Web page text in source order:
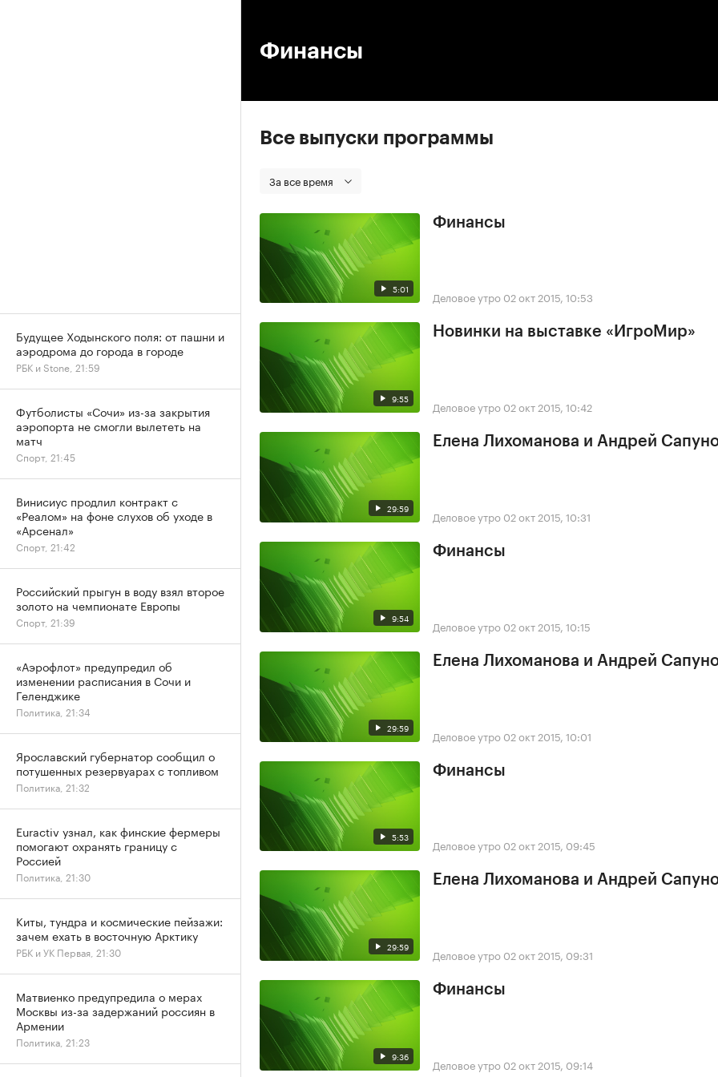
Финансы
Все выпуски программы
За все время
5:01
Финансы
Деловое утро 02 окт 2015, 10:53
9:55
Новинки на выставке «ИгроМир»
Деловое утро 02 окт 2015, 10:42
29:59
Елена Лихоманова и Андрей
Деловое утро 02 окт 2015, 10:31
9:54
Финансы
Деловое утро 02 окт 2015, 10:15
29:59
Елена Лихоманова и Андрей
Деловое утро 02 окт 2015, 10:01
5:53
Финансы
Деловое утро 02 окт 2015, 09:45
29:59
Елена Лихоманова и Андрей
Деловое утро 02 окт 2015, 09:31
9:36
Финансы
Деловое утро 02 окт 2015, 09:14
Будущее Ходынского поля: от пашни и
аэродрома до города в городе
РБК и Stone, 21:59
Футболисты «Сочи» из-за закрытия
аэропорта не смогли вылететь на
матч
Спорт, 21:45
Винисиус продлил контракт с
«Реалом» на фоне слухов об уходе в
«Арсенал»
Спорт, 21:42
Российский прыгун в воду взял второе
золото на чемпионате Европы
Спорт, 21:39
«Аэрофлот» предупредил об
изменении расписания в Сочи и
Геленджике
Политика, 21:34
Ярославский губернатор сообщил о
потушенных резервуарах с топливом
Политика, 21:32
Euractiv узнал, как финские фермеры
помогают охранять границу с
Россией
Политика, 21:30
Киты, тундра и космические пейзажи:
зачем ехать в восточную Арктику
РБК и УК Первая, 21:30
Матвиенко предупредила о мерах
Москвы из-за задержаний россиян в
Армении
Политика, 21:23